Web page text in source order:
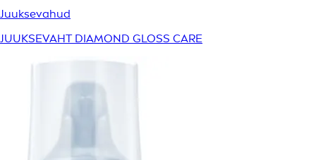
Juuksevahud
JUUKSEVAHT DIAMOND GLOSS CARE